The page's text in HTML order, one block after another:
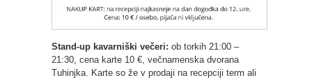
Stand-up kavarniški večeri: ob torkih 21:00 –
21:30, cena karte 10 €, večnamenska dvorana
Tuhinjka. Karte so že v prodaji na recepciji term ali